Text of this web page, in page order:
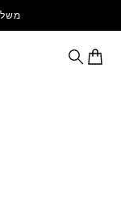
Search
Cart